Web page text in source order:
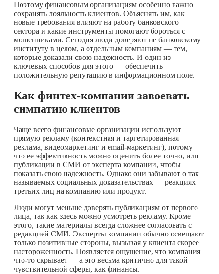
Поэтому финансовым организациям особенно важно
сохранять лояльность клиентов. Объяснять им, как
новые требования влияют на работу банковского
сектора и какие инструменты помогают бороться с
мошенниками. Сегодня люди доверяют не банковскому
институту в целом, а отдельным компаниям — тем,
которые доказали свою надежность. И один из
ключевых способов для этого — обеспечить
положительную репутацию в информационном поле.
Как финтех-компании завоевать
симпатию клиентов
Чаще всего финансовые организации используют
прямую рекламу (контекстная и таргетированная
реклама, видеомаркетинг и email-маркетинг), потому
что ее эффективность можно оценить более точно, или
публикации в СМИ от эксперта компании, чтобы
показать свою надежность. Однако они забывают о так
называемых социальных доказательствах — реакциях
третьих лиц на компанию или продукт.
Люди могут меньше доверять публикациям от первого
лица, так как здесь можно усмотреть рекламу. Кроме
этого, такие материалы всегда сложнее согласовать с
редакцией СМИ. Эксперты компании обычно освещают
только позитивные стороны, вызывая у клиента скорее
настороженность. Появляется ощущение, что компания
что-то скрывает — а это весьма критично для такой
чувствительной сферы, как финансы.